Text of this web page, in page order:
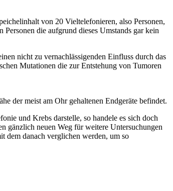
von 20 Vieltelefonieren, also Personen,
die aufgrund dieses Umstands gar kein
nicht zu vernachlässigenden Einfluss durch das
Mutationen die zur Entstehung von Tumoren
der meist am Ohr gehaltenen Endgeräte befindet.
und Krebs darstelle, so handele es sich doch
gänzlich neuen Weg für weitere Untersuchungen
dem danach verglichen werden, um so